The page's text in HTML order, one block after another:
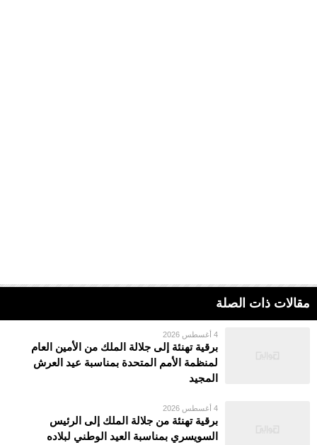
مقالات ذات الصلة
4 أغسطس 2026
برقية تهنئة إلى جلالة الملك من الأمين العام
لمنظمة الأمم المتحدة بمناسبة عيد العرش
المجيد
4 أغسطس 2026
برقية تهنئة من جلالة الملك إلى الرئيس
السويسري بمناسبة العيد الوطني لبلاده